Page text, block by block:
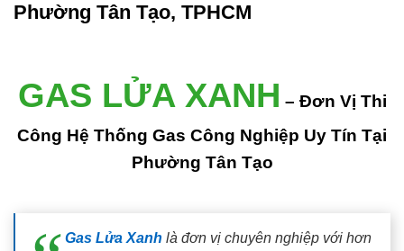
Phường Tân Tạo, TPHCM
GAS LỬA XANH – Đơn Vị Thi
Công Hệ Thống Gas Công Nghiệp Uy Tín Tại
Phường Tân Tạo
Gas Lửa Xanh là đơn vị chuyên nghiệp với hơn